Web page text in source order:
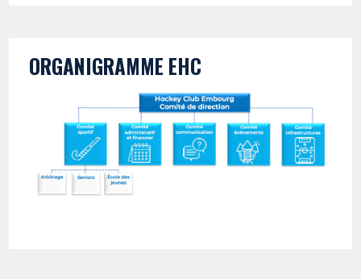
ORGANIGRAMME EHC